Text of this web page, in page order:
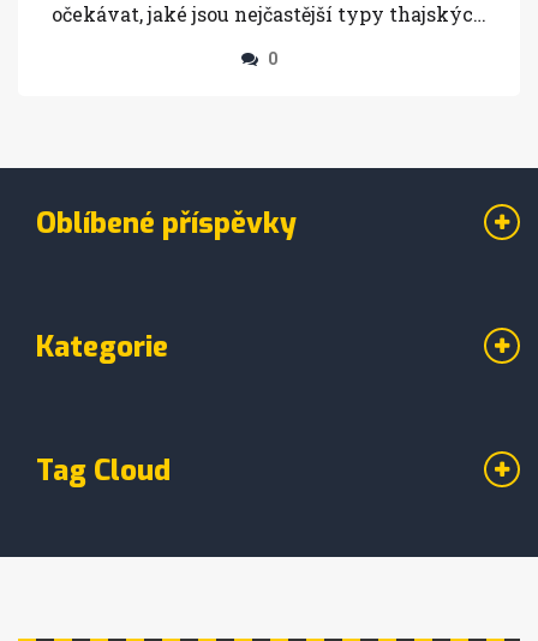
očekávat, jaké jsou nejčastější typy thajských
masáží, jejich zdravotní benefity, a také s čím
praxe, pomůžeme vám s informovaným
0
Oblíbené příspěvky
Kategorie
Tag Cloud